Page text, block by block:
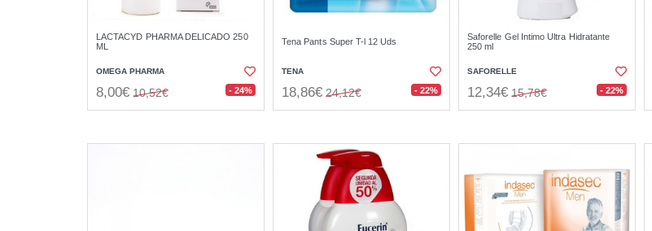
LACTACYD PHARMA DELICADO 250
ML
OMEGA PHARMA
8,00€ 10,52€ - 24%
Tena Pants Super T-l 12 Uds
TENA
18,86€ 24,12€ - 22%
Saforelle Gel Intimo Ultra Hidratante
250 ml
SAFORELLE
12,34€ 15,78€ - 22%